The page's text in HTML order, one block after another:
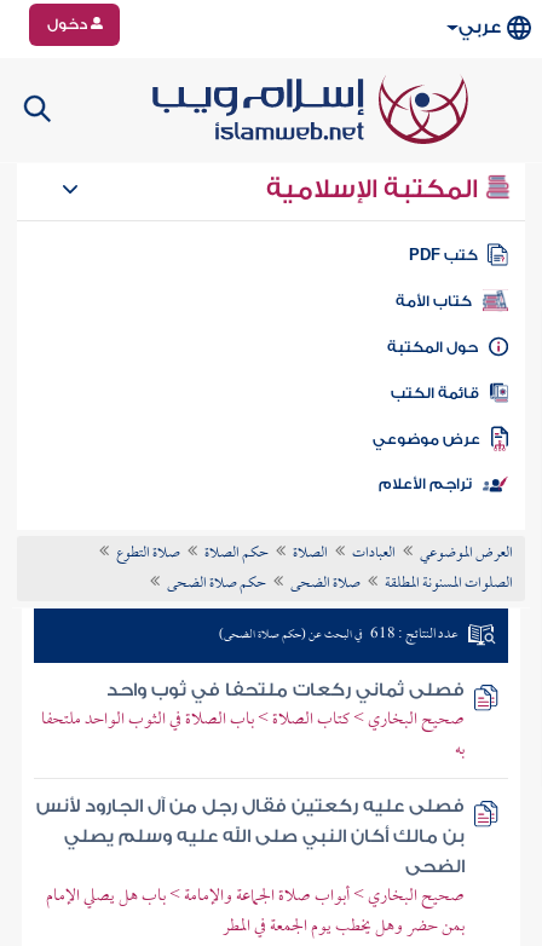
عربي دخول
المكتبة الإسلامية
كتب PDF
كتاب الأمة
المكتبة
الكتب
موضوعي
تراجم الأعلام
العرض الموضوعي العبادات الصلاة حكم الصلاة
صلاة التطوع
الصلوات المسنونة المطلقة
صلاة الضحى حكم صلاة الضحى
عدد النتائج : 618 في البحث عن (حكم صلاة الضحى)
فصلى ثماني ركعات ملتحفا في ثوب واحد
صحيح البخاري > كتاب الصلاة > باب الصلاة في الثوب الواحد ملتحفا
به
فصلى عليه ركعتين فقال رجل من آل الجارود لأنس
بن مالك أكان النبي صلى الله عليه وسلم يصلي
الضحى
صحيح البخاري > أبواب صلاة الجماعة والإمامة > باب هل يصلي الإمام
بمن حضر وهل يخطب يوم الجمعة في المطر